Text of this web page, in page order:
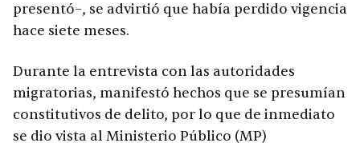
presentó–, se advirtió que había perdido vigencia
hace siete meses.
Durante la entrevista con las autoridades
migratorias, manifestó hechos que se presumían
constitutivos de delito, por lo que de inmediato
se dio vista al Ministerio Público (MP)